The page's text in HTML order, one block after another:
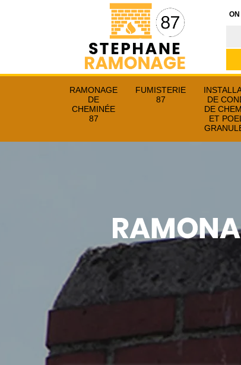
RAMONAGE
DE
CHEMINÉE
87
FUMISTERIE
87
DE
DE
ET